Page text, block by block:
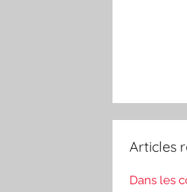
Articles
Dans les